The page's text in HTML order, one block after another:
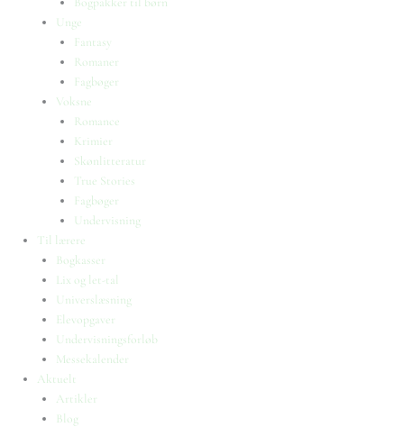
Unge
Fantasy
Romaner
Fagbøger
Voksne
Romance
Krimier
Skønlitteratur
True Stories
Fagbøger
Undervisning
Til lærere
Bogkasser
Lix og let-tal
Universlæsning
Elevopgaver
Undervisningsforløb
Messekalender
Aktuelt
Artikler
Blog